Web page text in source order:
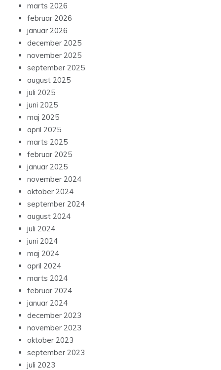
marts 2026
februar 2026
januar 2026
december 2025
november 2025
september 2025
august 2025
juli 2025
juni 2025
maj 2025
april 2025
marts 2025
februar 2025
januar 2025
november 2024
oktober 2024
september 2024
august 2024
juli 2024
juni 2024
maj 2024
april 2024
marts 2024
februar 2024
januar 2024
december 2023
november 2023
oktober 2023
september 2023
juli 2023